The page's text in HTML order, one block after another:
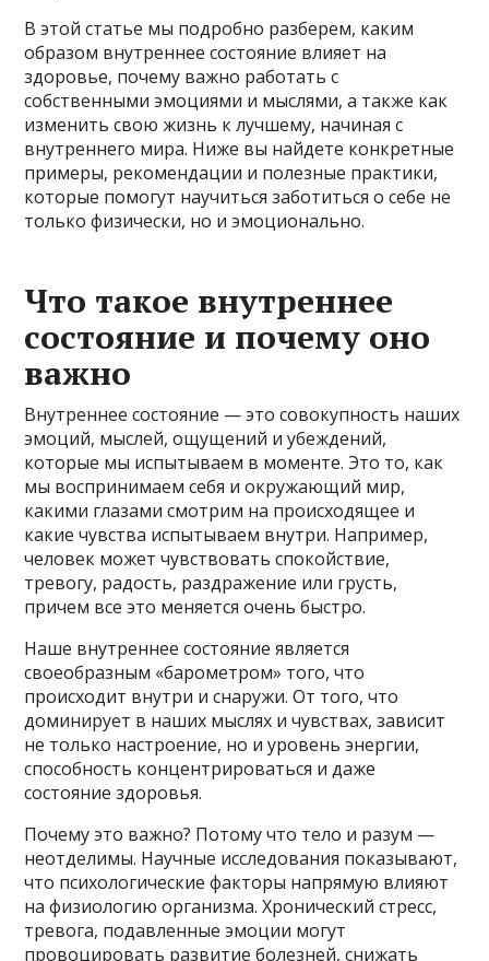
В этой статье мы подробно разберем, каким
образом внутреннее состояние влияет на
здоровье, почему важно работать с
собственными эмоциями и мыслями, а также как
изменить свою жизнь к лучшему, начиная с
внутреннего мира. Ниже вы найдете конкретные
примеры, рекомендации и полезные практики,
которые помогут научиться заботиться о себе не
только физически, но и эмоционально.
Что такое внутреннее
состояние и почему оно
важно
Внутреннее состояние — это совокупность наших
эмоций, мыслей, ощущений и убеждений,
которые мы испытываем в моменте. Это то, как
мы воспринимаем себя и окружающий мир,
какими глазами смотрим на происходящее и
какие чувства испытываем внутри. Например,
человек может чувствовать спокойствие,
тревогу, радость, раздражение или грусть,
причем все это меняется очень быстро.
Наше внутреннее состояние является
своеобразным «барометром» того, что
происходит внутри и снаружи. От того, что
доминирует в наших мыслях и чувствах, зависит
не только настроение, но и уровень энергии,
способность концентрироваться и даже
состояние здоровья.
Почему это важно? Потому что тело и разум —
неотделимы. Научные исследования показывают,
что психологические факторы напрямую влияют
на физиологию организма. Хронический стресс,
тревога, подавленные эмоции могут
провоцировать развитие болезней, снижать